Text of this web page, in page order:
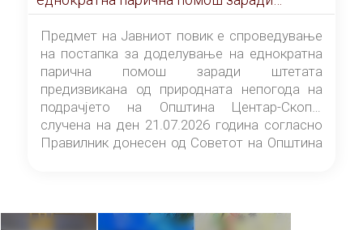
штетата предизвикана од природната
непогода на подрачјето на Општина
Центар-Скопје случена на ден 21.07.2026
година
Предмет на Јавниот повик е спроведување
на постапка за доделување на еднократна
парична помош заради штетата
предизвикана од природната непогода на
подрачјето на Општина Центар-Скопје
случена на ден 21.07.2026 година согласно
Правилник донесен од Советот на Општина